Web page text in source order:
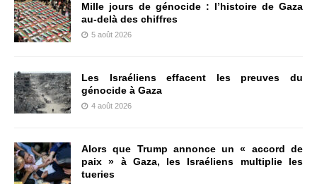
Mille jours de génocide : l’histoire de Gaza
au-delà des chiffres
5 août 2026
Les Israéliens effacent les preuves du
génocide à Gaza
4 août 2026
Alors que Trump annonce un « accord de
paix » à Gaza, les Israéliens multiplie les
tueries